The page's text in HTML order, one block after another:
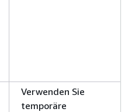
Verwenden Sie
temporäre